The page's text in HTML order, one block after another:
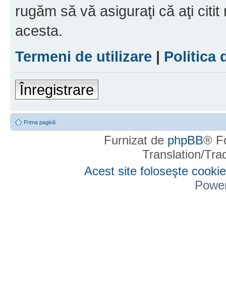
rugăm să vă asiguraţi că aţi
acesta.
Termeni de utilizare | Politica
Înregistrare
Prima pagină
Furnizat de phpBB®
Translation/
Acest site foloseşte